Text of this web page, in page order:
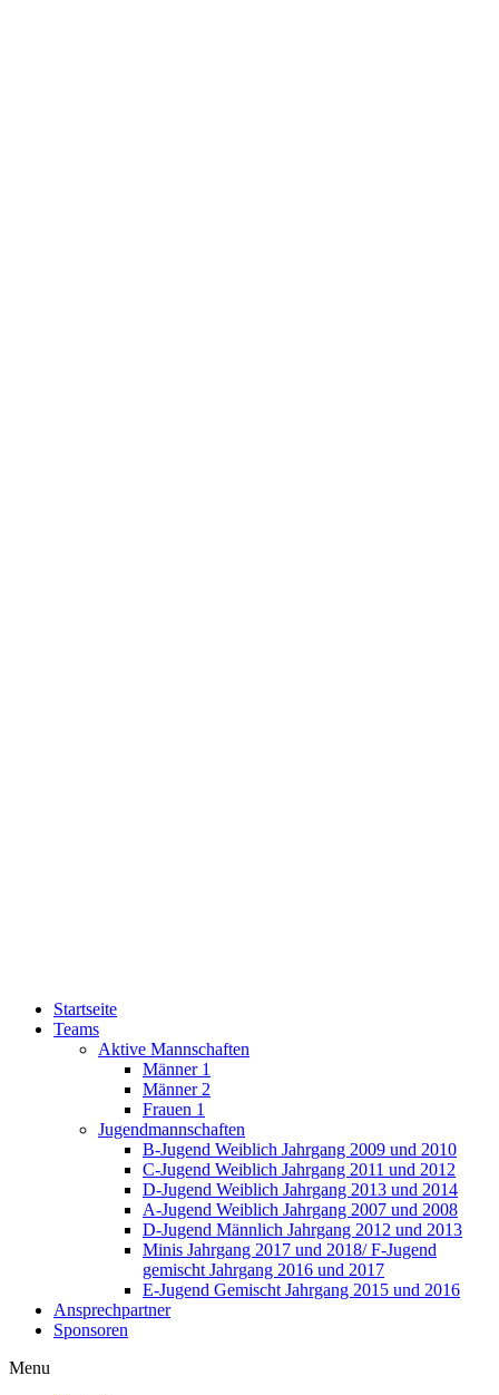
Startseite
Teams
Aktive Mannschaften
Männer 1
Männer 2
Frauen 1
Jugendmannschaften
B-Jugend Weiblich Jahrgang 2009 und 2010
C-Jugend Weiblich Jahrgang 2011 und 2012
D-Jugend Weiblich Jahrgang 2013 und 2014
A-Jugend Weiblich Jahrgang 2007 und 2008
D-Jugend Männlich Jahrgang 2012 und 2013
Minis Jahrgang 2017 und 2018/ F-Jugend
gemischt Jahrgang 2016 und 2017
E-Jugend Gemischt Jahrgang 2015 und 2016
Ansprechpartner
Sponsoren
Menu